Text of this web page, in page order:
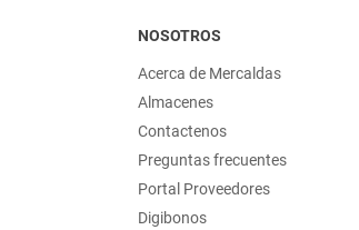
NOSOTROS
Acerca de Mercaldas
Almacenes
Contactenos
Preguntas frecuentes
Portal Proveedores
Digibonos